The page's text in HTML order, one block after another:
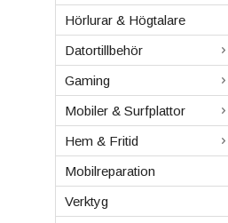
Hörlurar & Högtalare
Datortillbehör
Gaming
Mobiler & Surfplattor
Hem & Fritid
Mobilreparation
Verktyg